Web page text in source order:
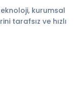
kurumsal
tarafsız ve hızlı